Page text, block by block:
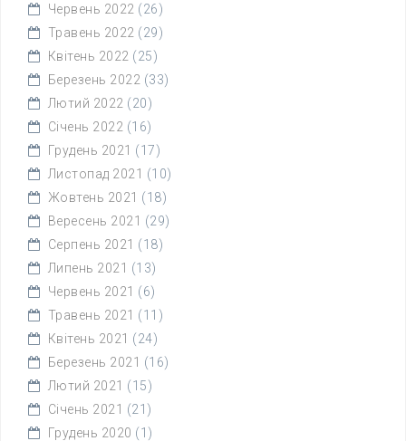
Червень 2022 (26)
Травень 2022 (29)
Квітень 2022 (25)
Березень 2022 (33)
Лютий 2022 (20)
Січень 2022 (16)
Грудень 2021 (17)
Листопад 2021 (10)
Жовтень 2021 (18)
Вересень 2021 (29)
Серпень 2021 (18)
Липень 2021 (13)
Червень 2021 (6)
Травень 2021 (11)
Квітень 2021 (24)
Березень 2021 (16)
Лютий 2021 (15)
Січень 2021 (21)
Грудень 2020 (1)